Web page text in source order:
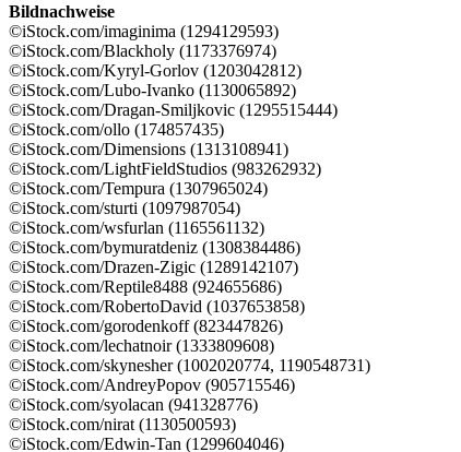
Bildnachweise
©iStock.com/imaginima (1294129593)
©iStock.com/Blackholy (1173376974)
©iStock.com/Kyryl-Gorlov (1203042812)
©iStock.com/Lubo-Ivanko (1130065892)
©iStock.com/Dragan-Smiljkovic (1295515444)
©iStock.com/ollo (174857435)
©iStock.com/Dimensions (1313108941)
©iStock.com/LightFieldStudios (983262932)
©iStock.com/Tempura (1307965024)
©iStock.com/sturti (1097987054)
©iStock.com/wsfurlan (1165561132)
©iStock.com/bymuratdeniz (1308384486)
©iStock.com/Drazen-Zigic (1289142107)
©iStock.com/Reptile8488 (924655686)
©iStock.com/RobertoDavid (1037653858)
©iStock.com/gorodenkoff (823447826)
©iStock.com/lechatnoir (1333809608)
©iStock.com/skynesher (1002020774, 1190548731)
©iStock.com/AndreyPopov (905715546)
©iStock.com/syolacan (941328776)
©iStock.com/nirat (1130500593)
©iStock.com/Edwin-Tan (1299604046)